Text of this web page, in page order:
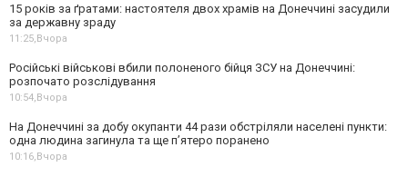
15 років за ґратами: настоятеля двох храмів на Донеччині засудили
за державну зраду
11:25,Вчора
Російські військові вбили полоненого бійця ЗСУ на Донеччині:
розпочато розслідування
10:54,Вчора
На Донеччині за добу окупанти 44 рази обстріляли населені пункти:
одна людина загинула та ще пʼятеро поранено
10:16,Вчора